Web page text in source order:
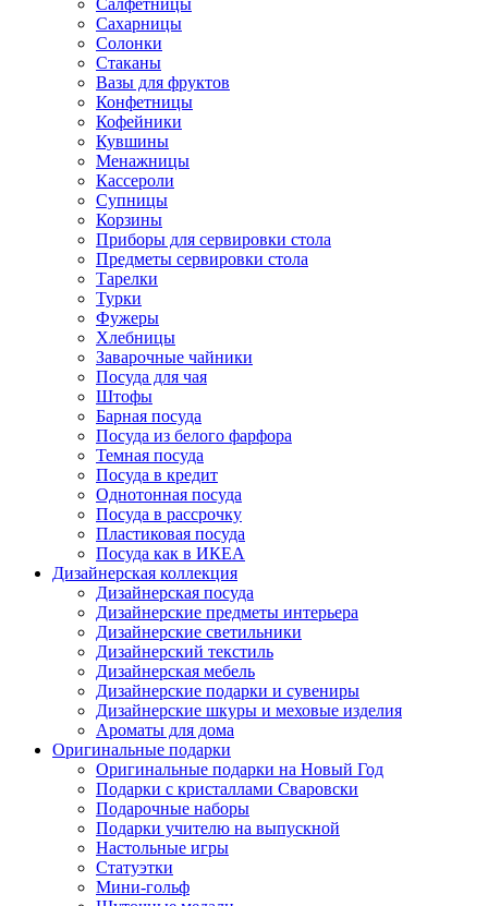
Салфетницы
Сахарницы
Солонки
Стаканы
Вазы для фруктов
Конфетницы
Кофейники
Кувшины
Менажницы
Кассероли
Супницы
Корзины
Приборы для сервировки стола
Предметы сервировки стола
Тарелки
Турки
Фужеры
Хлебницы
Заварочные чайники
Посуда для чая
Штофы
Барная посуда
Посуда из белого фарфора
Темная посуда
Посуда в кредит
Однотонная посуда
Посуда в рассрочку
Пластиковая посуда
Посуда как в ИКЕА
Дизайнерская коллекция
Дизайнерская посуда
Дизайнерские предметы интерьера
Дизайнерские светильники
Дизайнерский текстиль
Дизайнерская мебель
Дизайнерские подарки и сувениры
Дизайнерские шкуры и меховые изделия
Ароматы для дома
Оригинальные подарки
Оригинальные подарки на Новый Год
Подарки с кристаллами Сваровски
Подарочные наборы
Подарки учителю на выпускной
Настольные игры
Статуэтки
Мини-гольф